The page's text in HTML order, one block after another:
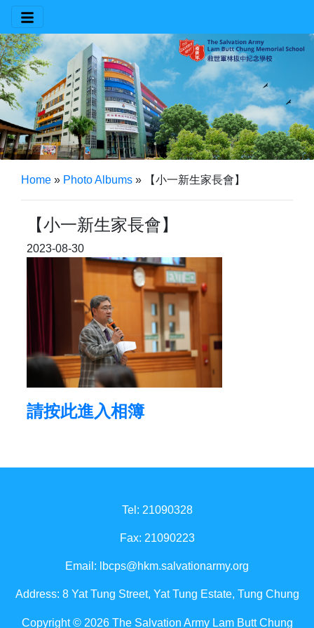
Home » Photo Albums » 【小一新生家長會】
【小一新生家長會】
2023-08-30
請按此進入相簿
Tel: 21090328
Fax: 21090223
Email: lbcps@hkm.salvationarmy.org
Address: 8 Yat Tung Street, Yat Tung Estate, Tung Chung
Copyright © 2026 The Salvation Army Lam Butt Chung